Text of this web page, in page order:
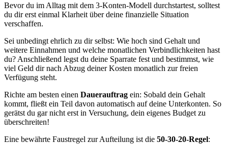
Bevor du im Alltag mit dem 3-Konten-Modell durchstartest, solltest
du dir erst einmal Klarheit über deine finanzielle Situation
verschaffen.
Sei unbedingt ehrlich zu dir selbst: Wie hoch sind Gehalt und
weitere Einnahmen und welche monatlichen Verbindlichkeiten hast
du? Anschließend legst du deine Sparrate fest und bestimmst, wie
viel Geld dir nach Abzug deiner Kosten monatlich zur freien
Verfügung steht.
Richte am besten einen Dauerauftrag ein: Sobald dein Gehalt
kommt, fließt ein Teil davon automatisch auf deine Unterkonten. So
gerätst du gar nicht erst in Versuchung, dein eigenes Budget zu
überschreiten!
Eine bewährte Faustregel zur Aufteilung ist die 50-30-20-Regel: